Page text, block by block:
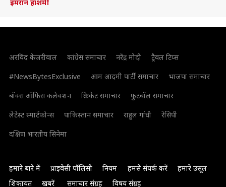
इमरान हाशमी
अरविंद केजरीवाल कांग्रेस समाचार नरेंद्र मोदी
ट्रैवल टिप्स
#NewsBytesExclusive
आम आदमी पार्टी समाचार
भाजपा समाचार
बॉक्स ऑफिस कलेक्शन
क्रिकेट समाचार
फुटबॉल समाचार
लेटेस्ट स्मार्टफोन्स
पाकिस्तान समाचार राहुल गांधी
रेसिपी
दक्षिण भारतीय सिनेमा
हमारे बारे में प्राइवेसी पॉलिसी नियम हमसे संपर्क करें
हमारे उसूल
शिकायत
खबरें समाचार संग्रह विषय संग्रह